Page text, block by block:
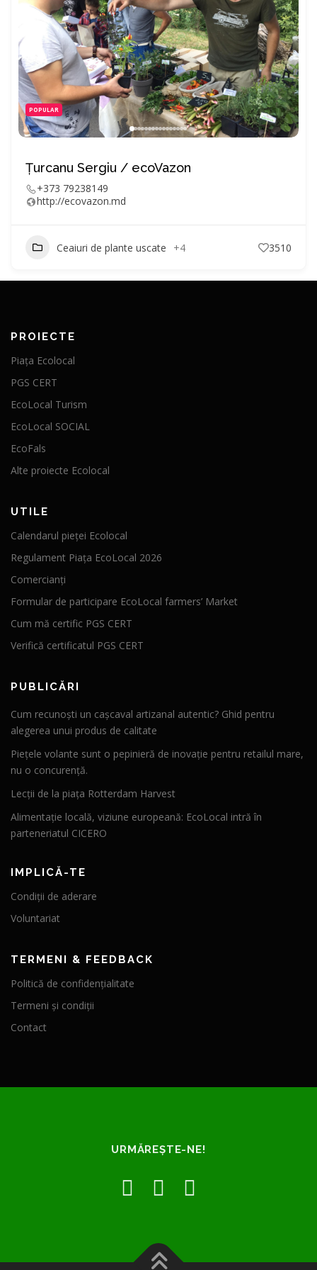
POPULAR
Țurcanu Sergiu / ecoVazon
+373 79238149
http://ecovazon.md
Ceaiuri de plante uscate +4 3510
PROIECTE
Piața Ecolocal
PGS CERT
EcoLocal Turism
EcoLocal SOCIAL
EcoFals
Alte proiecte Ecolocal
UTILE
Calendarul pieței Ecolocal
Regulament Piața EcoLocal 2026
Comercianți
Formular de participare EcoLocal farmers’ Market
Cum mă certific PGS CERT
Verifică certificatul PGS CERT
PUBLICĂRI
Cum recunoști un cașcaval artizanal autentic? Ghid pentru
alegerea unui produs de calitate
Piețele volante sunt o pepinieră de inovație pentru retailul mare,
nu o concurență.
Lecții de la piața Rotterdam Harvest
Alimentație locală, viziune europeană: EcoLocal intră în
parteneriatul CICERO
IMPLICĂ-TE
Condiții de aderare
Voluntariat
TERMENI & FEEDBACK
Politică de confidențialitate
Termeni și condiții
Contact
URMĂREȘTE-NE!